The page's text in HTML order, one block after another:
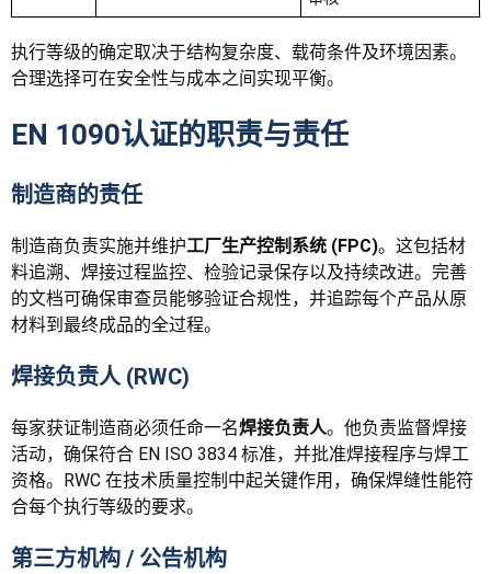
执行等级的确定取决于结构复杂度、载荷条件及环境因素。
合理选择可在安全性与成本之间实现平衡。
EN 1090认证的职责与责任
制造商的责任
制造商负责实施并维护工厂生产控制系统 (FPC)。这包括材
料追溯、焊接过程监控、检验记录保存以及持续改进。完善
的文档可确保审查员能够验证合规性，并追踪每个产品从原
材料到最终成品的全过程。
焊接负责人 (RWC)
每家获证制造商必须任命一名焊接负责人。他负责监督焊接
活动，确保符合 EN ISO 3834 标准，并批准焊接程序与焊工
资格。RWC 在技术质量控制中起关键作用，确保焊缝性能符
合每个执行等级的要求。
第三方机构 / 公告机构